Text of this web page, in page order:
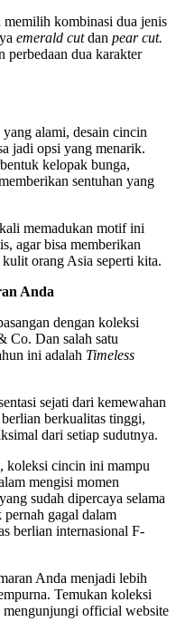
kombinasi dua jenis
emerald cutdan pear cut.
perbedaan dua karakter
alami, desain cincin
jadi opsi yang menarik.
kelopak bunga,
sentuhan yang
memadukan motif ini
agar bisa memberikan
orang Asia seperti kita.
Anda
dengan koleksi
Co. Dan salah satu
ini adalah Timeless
sejati dari kemewahan
berkualitas tinggi,
dari setiap sudutnya.
koleksi cincin ini mampu
mengisi momen
sudah dipercaya selama
gagal dalam
berlian internasional F-
Anda menjadi lebih
Temukan koleksi
mengunjungi official website